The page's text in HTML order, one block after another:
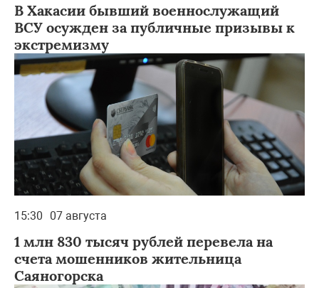
В Хакасии бывший военнослужащий
ВСУ осужден за публичные призывы к
экстремизму
15:30 07 августа
1 млн 830 тысяч рублей перевела на
счета мошенников жительница
Саяногорска